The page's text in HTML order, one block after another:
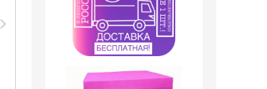
Парфюмерия Shaik
Тестер Shaik M295
Парфюмерия Shaik
SHAIK /
Парфюмерная вода
№ 295 TOM FORD Noir
Extreme 20 мл